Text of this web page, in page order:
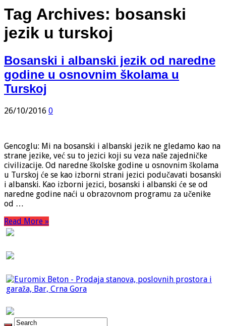
Tag Archives: bosanski
jezik u turskoj
Bosanski i albanski jezik od naredne
godine u osnovnim školama u
Turskoj
26/10/2016 0
Gencoglu: Mi na bosanski i albanski jezik ne gledamo kao na
strane jezike, već su to jezici koji su veza naše zajedničke
civilizacije. Od naredne školske godine u osnovnim školama
u Turskoj će se kao izborni strani jezici podučavati bosanski
i albanski. Kao izborni jezici, bosanski i albanski će se od
naredne godine naći u obrazovnom programu za učenike
od …
Read More »